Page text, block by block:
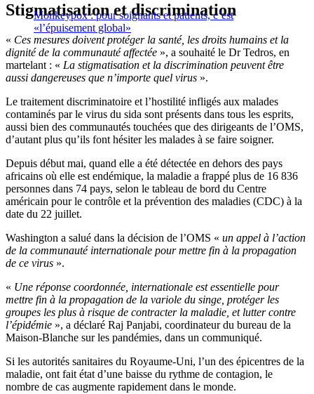
Monkeypox : pour soignants et patients, c’est
«l’épuisement global»
Stigmatisation et discrimination
« Ces mesures doivent protéger la santé, les droits humains et la
dignité de la communauté affectée », a souhaité le Dr Tedros, en
martelant : « La stigmatisation et la discrimination peuvent être
aussi dangereuses que n’importe quel virus ».
Le traitement discriminatoire et l’hostilité infligés aux malades
contaminés par le virus du sida sont présents dans tous les esprits,
aussi bien des communautés touchées que des dirigeants de l’OMS,
d’autant plus qu’ils font hésiter les malades à se faire soigner.
Depuis début mai, quand elle a été détectée en dehors des pays
africains où elle est endémique, la maladie a frappé plus de 16 836
personnes dans 74 pays, selon le tableau de bord du Centre
américain pour le contrôle et la prévention des maladies (CDC) à la
date du 22 juillet.
Washington a salué dans la décision de l’OMS « un appel à l’action
de la communauté internationale pour mettre fin à la propagation
de ce virus ».
« Une réponse coordonnée, internationale est essentielle pour
mettre fin à la propagation de la variole du singe, protéger les
groupes les plus à risque de contracter la maladie, et lutter contre
l’épidémie », a déclaré Raj Panjabi, coordinateur du bureau de la
Maison-Blanche sur les pandémies, dans un communiqué.
Si les autorités sanitaires du Royaume-Uni, l’un des épicentres de la
maladie, ont fait état d’une baisse du rythme de contagion, le
nombre de cas augmente rapidement dans le monde.